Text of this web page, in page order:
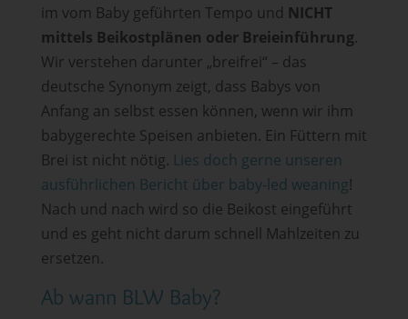
im vom Baby geführten Tempo und NICHT
mittels Beikostplänen oder Breieinführung.
Wir verstehen darunter „breifrei“ – das
deutsche Synonym zeigt, dass Babys von
Anfang an selbst essen können, wenn wir ihm
babygerechte Speisen anbieten. Ein Füttern mit
Brei ist nicht nötig. Lies doch gerne unseren
ausführlichen Bericht über baby-led weaning!
Nach und nach wird so die Beikost eingeführt
und es geht nicht darum schnell Mahlzeiten zu
ersetzen.
Ab wann BLW Baby?